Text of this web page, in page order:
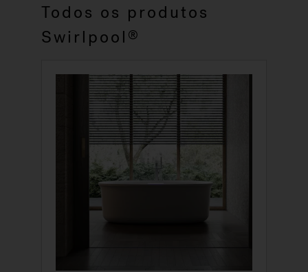
Todos os produtos
Swirlpool ®